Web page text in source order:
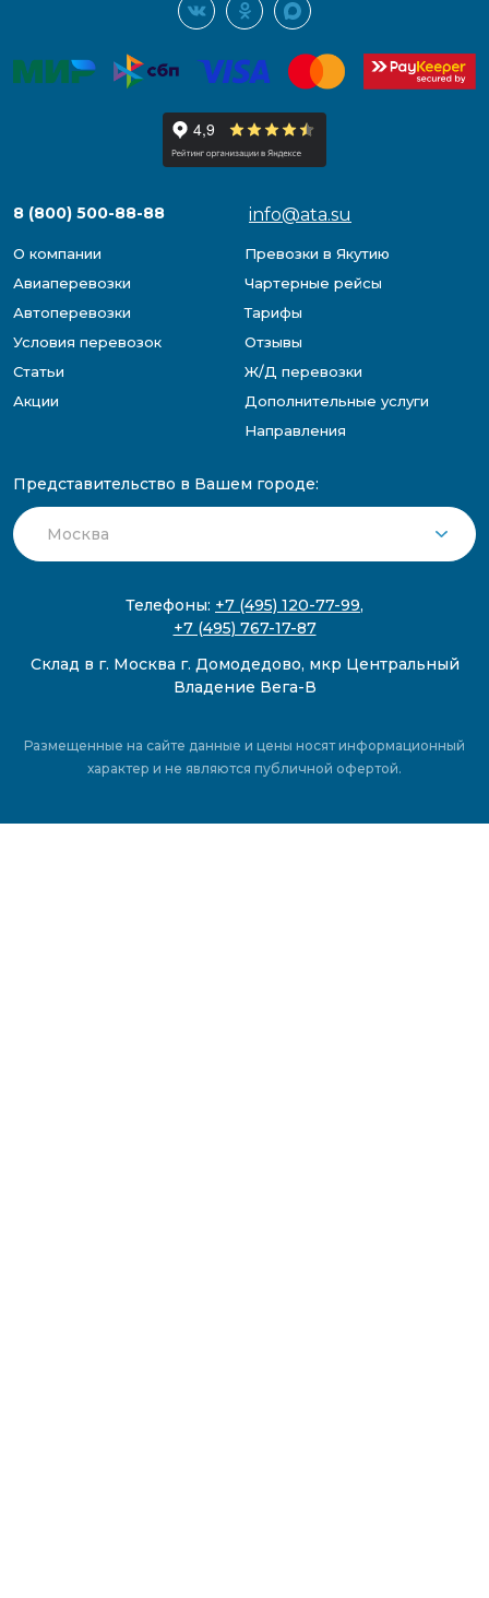
8 (800) 500-88-88 info@ata.su
О компании
Превозки в Якутию
Авиаперевозки
Чартерные рейсы
Автоперевозки
Тарифы
Условия перевозок
Отзывы
Статьи
Ж/Д перевозки
Акции
Дополнительные услуги
Направления
Представительство в Вашем городе:
Телефоны: +7 (495) 120-77-99,
+7 (495) 767-17-87
Склад в г. Москва г. Домодедово, мкр Центральный
Владение Вега-В
Размещенные на сайте данные и цены носят информационный
характер и не являются публичной офертой.